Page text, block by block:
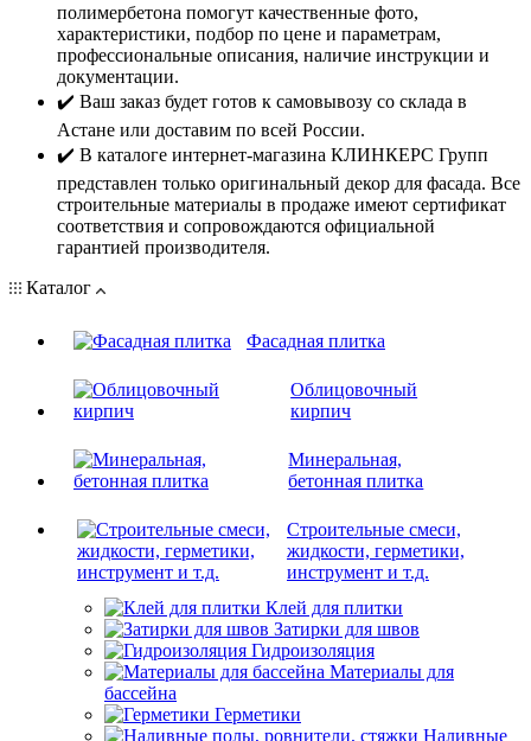
полимербетона помогут качественные фото,
характеристики, подбор по цене и параметрам,
профессиональные описания, наличие инструкции и
документации.
✔️ Ваш заказ будет готов к самовывозу со склада в
Астане или доставим по всей России.
✔️ В каталоге интернет-магазина КЛИНКЕРС Групп
представлен только оригинальный декор для фасада. Все
строительные материалы в продаже имеют сертификат
соответствия и сопровождаются официальной
гарантией производителя.
Каталог
Фасадная плитка
Облицовочный
кирпич
Минеральная,
бетонная плитка
Строительные смеси,
жидкости, герметики,
инструмент и т.д.
Клей для плитки
Затирки для швов
Гидроизоляция
Материалы для
бассейна
Герметики
Наливные